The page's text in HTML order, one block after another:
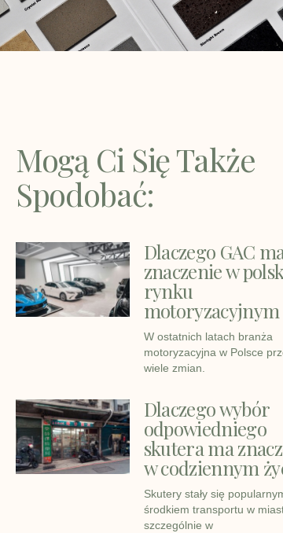
Mogą Ci Się Także
Spodobać:
Dlaczego GAC ma
znaczenie w
rynku
motoryzacyjnym
W ostatnich latach branża
motoryzacyjna w Polsce
wiele zmian.
Dlaczego wybór
odpowiedniego
skutera ma
w codziennym
Skutery stały się
środkiem transportu w
szczególnie w